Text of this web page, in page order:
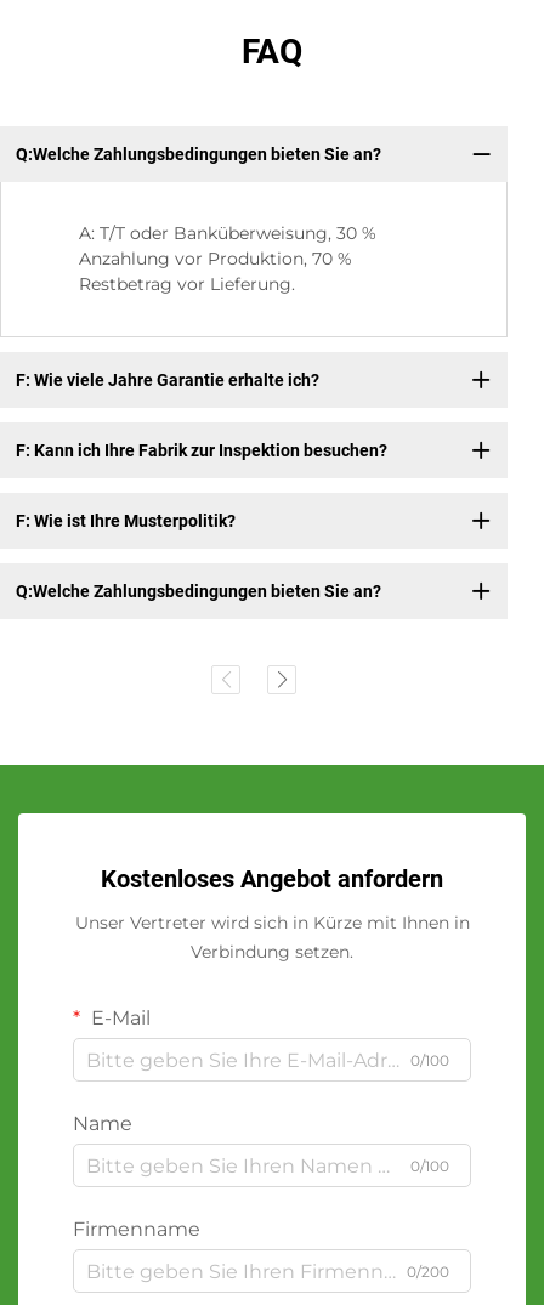
FAQ
Q:Welche Zahlungsbedingungen bieten Sie an?
A: T/T oder Banküberweisung, 30 %
Anzahlung vor Produktion, 70 %
Restbetrag vor Lieferung.
F: Wie viele Jahre Garantie erhalte ich?
F: Kann ich Ihre Fabrik zur Inspektion besuchen?
F: Wie ist Ihre Musterpolitik?
Q:Welche Zahlungsbedingungen bieten Sie an?
Kostenloses Angebot anfordern
Unser Vertreter wird sich in Kürze mit Ihnen in
Verbindung setzen.
E-Mail
0/100
Name
0/100
Firmenname
0/200